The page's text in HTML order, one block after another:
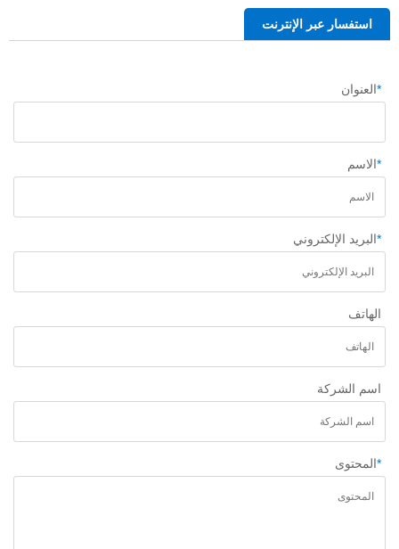
استفسار عبر الإنترنت
*العنوان
*الاسم
*البريد الإلكتروني
الهاتف
اسم الشركة
*المحتوى